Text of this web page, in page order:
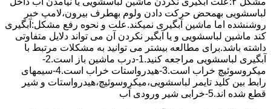
لباسشویی بهمحض ﺣﺮﮐﺖ دادن وﻟﻮم بهطرف ﺑﯿﺮون،ﻻﻣﭗ ﺧﺒﺮ
روشنشده اﻣﺎ ﻣﺎﺷﯿﻦ آﺑﮕﯿﺮی نمیکند.ﻋﻠﺖ و نحوه رﻓﻊ مشکل:آبگیری
کند ماشین لباسشویی و یا آبگیر نکردن آن می تواند دلایل متفاوتی
داشته باشد.برای مطالعه بیشتر می توانید به مشکلات مرتبط با
آبگیری لباسشویی مراجعه کنید.1-درب ﻣﺎﺷﯿﻦ ﺑﺎز اﺳﺖ.2-
ﻣﯿﮑﺮوﺳﻮﺋﯿﭻ ﺧﺮاب اﺳﺖ.3-ﻫﯿﺪرواﺳﺘﺎت ﺧﺮاب اﺳﺖ.4-سیمهای
راﺑﻂ ﺑﯿﻦ ﮐﻠﯿﺪ ﺗﺎﯾﻤﺮ لباسشویی،ﻣﯿﮑﺮوﺳﻮﺋﯿﭻ،ﻫﯿﺪرواﺳﺘﺎت و ﺷﯿﺮ
ﻗﻄﻊ ﺷﺪه اند.5-خرابی شیر ورودی آب